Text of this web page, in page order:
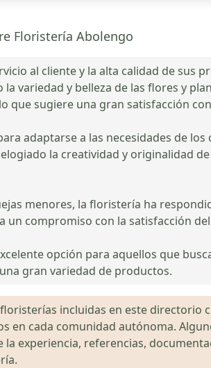
Floristería Abolengo
al cliente y la alta calidad de sus
variedad y belleza de las flores y
que sugiere una gran satisfacción
adaptarse a las necesidades de
la creatividad y originalidad
menores, la floristería ha
un compromiso con la satisfacción
opción para aquellos que
gran variedad de productos.
incluidas en este directorio
en cada comunidad autónoma.
experiencia, referencias,